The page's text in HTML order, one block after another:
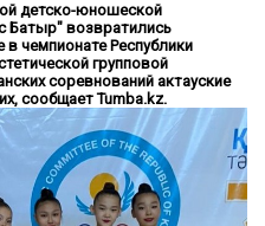
детско-юношеской
Батыр" возвратились
в чемпионате Республики
групповой
соревнований актауские
сообщаетTumba.kz.